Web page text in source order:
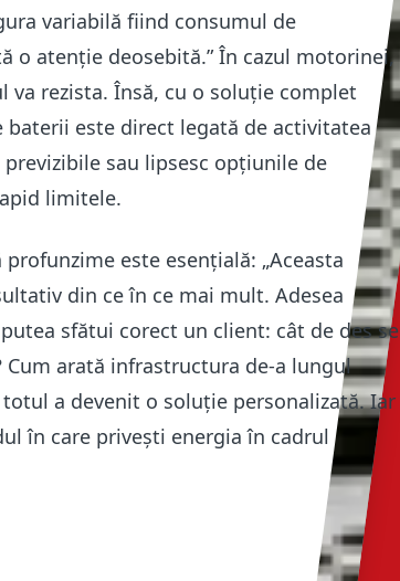
variabilă fiind consumul de
o atenție deosebită.” În cazul motorinei,
rezista. Însă, cu o soluție complet
este direct legată de activitatea
sau lipsesc opțiunile de
limitele.
este esențială: „Aceasta
din ce în ce mai mult. Adesea
sfătui corect un client: cât de des se
Cum arată infrastructura de-a lungul
a devenit o soluție personalizată. Iar
în care privești energia în cadrul